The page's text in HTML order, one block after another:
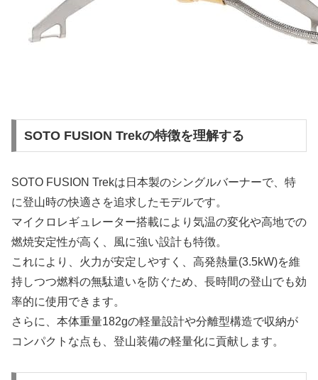
SOTO FUSION Trekの特徴を理解する
SOTO FUSION Trekは日本製のシングルバーナーで、特
に登山時の快適さを追求したモデルです。
マイクロレギュレーター搭載により気温の変化や高地での
燃焼安定性が高く、風に強い設計も特徴。
これにより、火力が安定しやすく、高発熱量(3.5kW)を維
持しつつ燃料の無駄遣いを防ぐため、長時間の登山でも効
率的に使用できます。
さらに、本体重量182gの軽量設計や分離型構造で収納が
コンパクトな点も、登山装備の軽量化に貢献します。